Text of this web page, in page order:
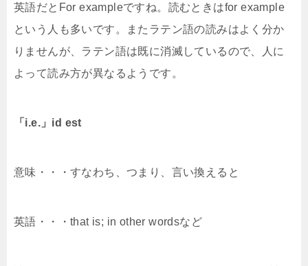
英語だとFor exampleですね。読むときはfor example
という人も多いです。またラテン語の読みはよく分か
りませんが、ラテン語は既に消滅しているので、人に
よって読み方が異なるようです。
「i.e.」id est
意味・・・すなわち、つまり、言い換えると
英語・・・that is; in other wordsなど